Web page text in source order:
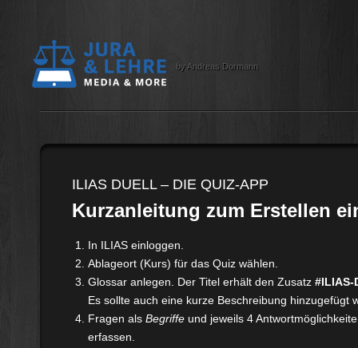
by Andreas Dormann
ILIAS DUELL – DIE QUIZ-APP
Kurzanleitung zum Erstellen
In ILIAS einloggen.
Ablageort (Kurs) für das Quiz wählen.
Glossar anlegen. Der Titel erhält den Zusatz #ILIAS-
Es sollte auch eine kurze Beschreibung hinzugefügt
Fragen als Begriffe und jeweils 4
erfassen.